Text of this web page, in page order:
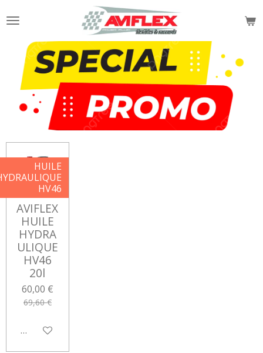
au
contenu
principal
HUILE
HV46
AVIFLEX
HUILE
HYDRA
ULIQUE
HV46
20l
60,00 €
69,60 €
Ajouter au panier